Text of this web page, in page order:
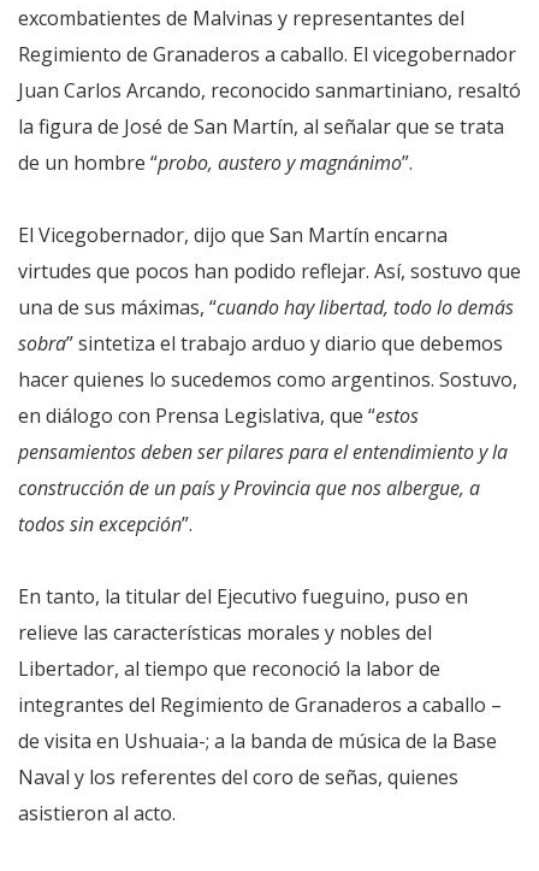
excombatientes de Malvinas y representantes del
Regimiento de Granaderos a caballo. El vicegobernador
Juan Carlos Arcando, reconocido sanmartiniano, resaltó
la figura de José de San Martín, al señalar que se trata
de un hombre “probo, austero y magnánimo”.
El Vicegobernador, dijo que San Martín encarna
virtudes que pocos han podido reflejar. Así, sostuvo que
una de sus máximas, “cuando hay libertad, todo lo demás
sobra” sintetiza el trabajo arduo y diario que debemos
hacer quienes lo sucedemos como argentinos. Sostuvo,
en diálogo con Prensa Legislativa, que “estos
pensamientos deben ser pilares para el entendimiento y la
construcción de un país y Provincia que nos albergue, a
todos sin excepción”.
En tanto, la titular del Ejecutivo fueguino, puso en
relieve las características morales y nobles del
Libertador, al tiempo que reconoció la labor de
integrantes del Regimiento de Granaderos a caballo –
de visita en Ushuaia-; a la banda de música de la Base
Naval y los referentes del coro de señas, quienes
asistieron al acto.